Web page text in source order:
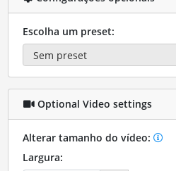
Escolha um preset:
Optional Video settings
Alterar tamanho do vídeo:
Largura: